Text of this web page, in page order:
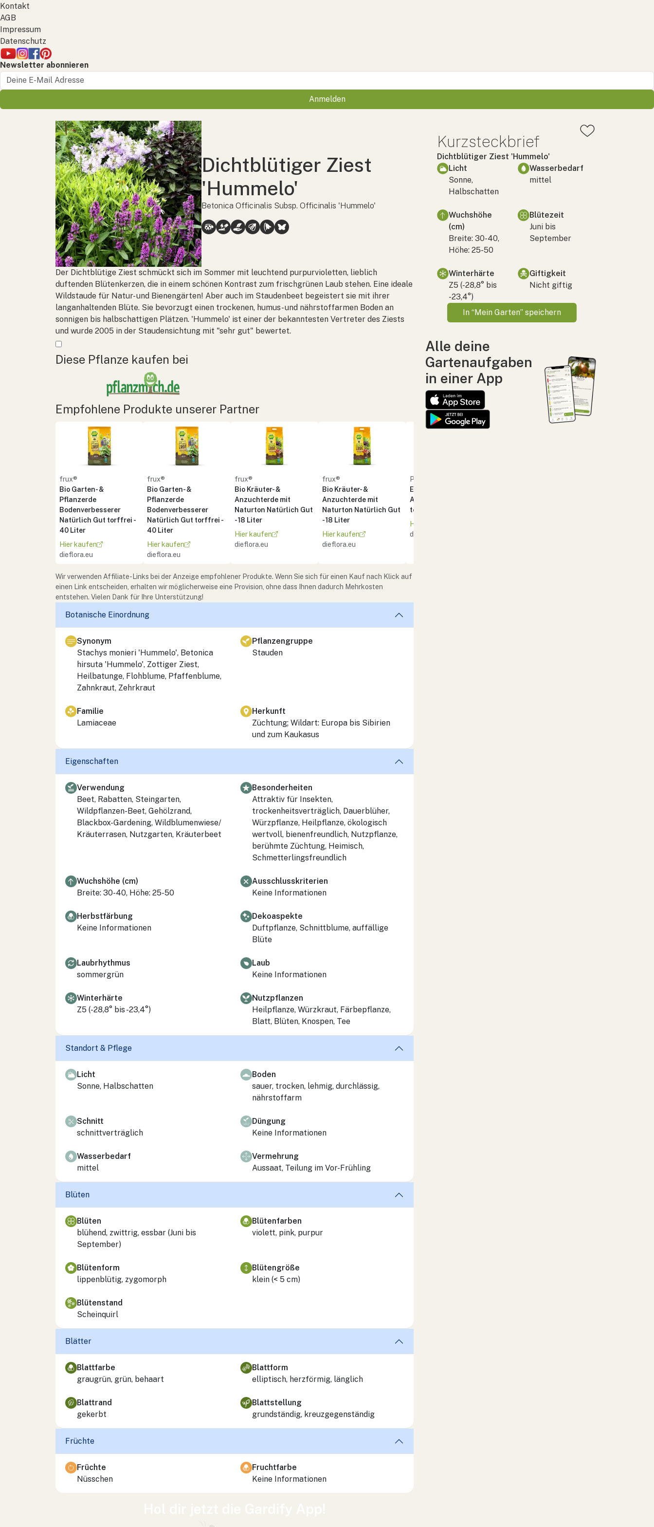
Kontakt
AGB
Impressum
Datenschutz
Newsletter abonnieren
Anmelden
Dichtblütiger Ziest
'Hummelo'
Betonica Officinalis Subsp. Officinalis 'Hummelo'
Der Dichtblütige Ziest schmückt sich im Sommer mit leuchtend purpurvioletten, lieblich
duftenden Blütenkerzen, die in einem schönen Kontrast zum frischgrünen Laub stehen. Eine ideale
Wildstaude für Natur- und Bienengärten! Aber auch im Staudenbeet begeistert sie mit ihrer
langanhaltenden Blüte. Sie bevorzugt einen trockenen, humus- und nährstoffarmen Boden an
sonnigen bis halbschattigen Plätzen. 'Hummelo' ist einer der bekanntesten Vertreter des Ziests
und wurde 2005 in der Staudensichtung mit "sehr gut" bewertet.
Mehr anzeigen
Diese Pflanze kaufen bei
Empfohlene Produkte unserer Partner
frux®
Bio Garten- &
Pflanzerde
Bodenverbesserer
Natürlich Gut torffrei -
40 Liter
Hier kaufen
dieflora.eu
frux®
Bio Garten- &
Pflanzerde
Bodenverbesserer
Natürlich Gut torffrei -
40 Liter
Hier kaufen
dieflora.eu
frux®
Bio Kräuter- &
Anzuchterde mit
Naturton Natürlich Gut
- 18 Liter
Hier kaufen
dieflora.eu
frux®
Bio Kräuter- &
Anzuchterde mit
Naturton Natürlich Gut
- 18 Liter
Hier kaufen
dieflora.eu
PATZER NATUR
Erde BIO für Kräuter
Anzucht & Aussaat
torffrei - 5 Liter
Hier kaufen
dieflora.eu
Wir verwenden Affiliate-Links bei der Anzeige empfohlener Produkte. Wenn Sie sich für einen Kauf nach Klick auf
einen Link entscheiden, erhalten wir möglicherweise eine Provision, ohne dass Ihnen dadurch Mehrkosten
entstehen. Vielen Dank für Ihre Unterstützung!
Botanische Einordnung
Synonym
Stachys monieri 'Hummelo', Betonica
hirsuta 'Hummelo', Zottiger Ziest,
Heilbatunge, Flohblume, Pfaffenblume,
Zahnkraut, Zehrkraut
Pflanzengruppe
Stauden
Familie
Lamiaceae
Herkunft
Züchtung; Wildart: Europa bis Sibirien
und zum Kaukasus
Eigenschaften
Verwendung
Beet, Rabatten, Steingarten,
Wildpflanzen-Beet, Gehölzrand,
Blackbox-Gardening, Wildblumenwiese/
Kräuterrasen, Nutzgarten, Kräuterbeet
Besonderheiten
Attraktiv für Insekten,
trockenheitsverträglich, Dauerblüher,
Würzpflanze, Heilpflanze, ökologisch
wertvoll, bienenfreundlich, Nutzpflanze,
berühmte Züchtung, Heimisch,
Schmetterlingsfreundlich
Wuchshöhe (cm)
Breite: 30-40, Höhe: 25-50
Ausschlusskriterien
Keine Informationen
Herbstfärbung
Keine Informationen
Dekoaspekte
Duftpflanze, Schnittblume, auffällige
Blüte
Laubrhythmus
sommergrün
Laub
Keine Informationen
Winterhärte
Z5 (-28,8° bis -23,4°)
Nutzpflanzen
Heilpflanze, Würzkraut, Färbepflanze,
Blatt, Blüten, Knospen, Tee
Standort & Pflege
Licht
Sonne, Halbschatten
Boden
sauer, trocken, lehmig, durchlässig,
nährstoffarm
Schnitt
schnittverträglich
Düngung
Keine Informationen
Wasserbedarf
mittel
Vermehrung
Aussaat, Teilung im Vor-Frühling
Blüten
Blüten
blühend, zwittrig, essbar (Juni bis
September)
Blütenfarben
violett, pink, purpur
Blütenform
lippenblütig, zygomorph
Blütengröße
klein (< 5 cm)
Blütenstand
Scheinquirl
Blätter
Blattfarbe
graugrün, grün, behaart
Blattform
elliptisch, herzförmig, länglich
Blattrand
gekerbt
Blattstellung
grundständig, kreuzgegenständig
Früchte
Früchte
Nüsschen
Fruchtfarbe
Keine Informationen
Kurzsteckbrief
Dichtblütiger Ziest 'Hummelo'
Licht
Sonne,
Halbschatten
Wasserbedarf
mittel
Wuchshöhe
(cm)
Breite: 30-40,
Höhe: 25-50
Blütezeit
Juni bis
September
Winterhärte
Z5 (-28,8° bis
-23,4°)
Giftigkeit
Nicht giftig
In “Mein Garten” speichern
Alle deine
Gartenaufgaben
in einer App